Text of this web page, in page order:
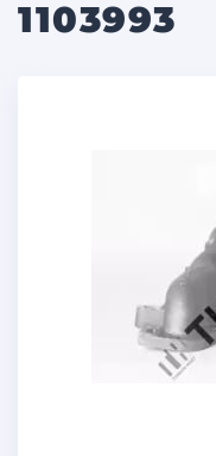
1103993